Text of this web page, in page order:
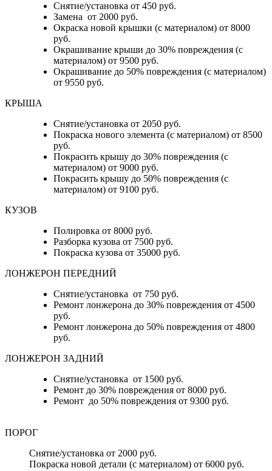
Снятие/установка от 450 руб.
Замена от 2000 руб.
Окраска новой крышки (с материалом) от 8000
руб.
Окрашивание крыши до 30% повреждения (с
материалом) от 9500 руб.
Окрашивание до 50% повреждения (с материалом)
от 9550 руб.
КРЫША
Снятие/установка от 2050 руб.
Покраска нового элемента (с материалом) от 8500
руб.
Покрасить крышу до 30% повреждения (с
материалом) от 9000 руб.
Покрасить крышу до 50% повреждения (с
материалом) от 9100 руб.
КУЗОВ
Полировка от 8000 руб.
Разборка кузова от 7500 руб.
Покраска кузова от 35000 руб.
ЛОНЖЕРОН ПЕРЕДНИЙ
Снятие/установка от 750 руб.
Ремонт лонжерона до 30% повреждения от 4500
руб.
Ремонт лонжерона до 50% повреждения от 4800
руб.
ЛОНЖЕРОН ЗАДНИЙ
Снятие/установка от 1500 руб.
Ремонт до 30% повреждения от 8000 руб.
Ремонт до 50% повреждения от 9300 руб.
ПОРОГ
Снятие/установка от 2000 руб.
Покраска новой детали (с материалом) от 6000 руб.